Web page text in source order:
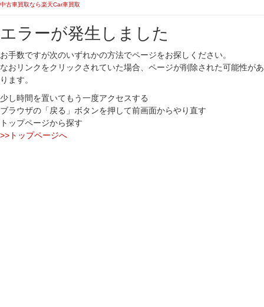
中古車買取なら楽天Car車買取
エラーが発生しました
お手数ですが次のいずれかの方法でページをお探しください。
なおリンクをクリックされていた場合、ページが削除された可能性があ
ります。
少し時間を置いてもう一度アクセスする
ブラウザの「戻る」ボタンを押して前画面からやり直す
トップページから探す
>>トップページへ